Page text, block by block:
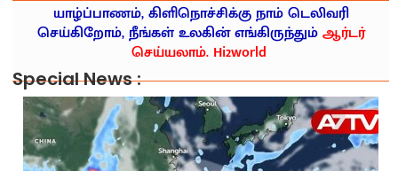
யாழ்ப்பாணம், கிளிநொச்சிக்கு நாம் டெலிவரி
செய்கிறோம், நீங்கள் உலகின் எங்கிருந்தும்ஆர்டர்
செய்யலாம். Hi2world
Special News :